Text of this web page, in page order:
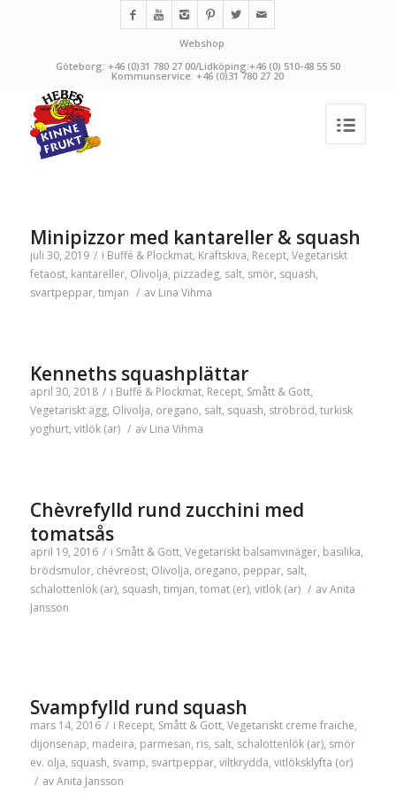
Webshop
Göteborg: +46 (0)31 780 27 00/Lidköping:+46 (0) 510-48 55 50
Kommunservice: +46 (0)31 780 27 20
Minipizzor med kantareller & squash
juli 30, 2019 / i Buffé & Plockmat, Kräftskiva, Recept, Vegetariskt
fetaost, kantareller, Olivolja, pizzadeg, salt, smör, squash,
svartpeppar, timjan / av Lina Vihma
Kenneths squashplättar
april 30, 2018 / i Buffé & Plockmat, Recept, Smått & Gott,
Vegetariskt ägg, Olivolja, oregano, salt, squash, ströbröd, turkisk
yoghurt, vitlök (ar) / av Lina Vihma
Chèvrefylld rund zucchini med
tomatsås
april 19, 2016 / i Smått & Gott, Vegetariskt balsamvinäger, basilika,
brödsmulor, chévreost, Olivolja, oregano, peppar, salt,
schalottenlök (ar), squash, timjan, tomat (er), vitlök (ar) / avAnita
Jansson
Svampfylld rund squash
mars 14, 2016 / i Recept, Smått & Gott, Vegetariskt creme fraiche,
dijonsenap, madeira, parmesan, ris, salt, schalottenlök (ar), smör
ev. olja, squash, svamp, svartpeppar, viltkrydda, vitlöksklyfta (or)
/ avAnita Jansson